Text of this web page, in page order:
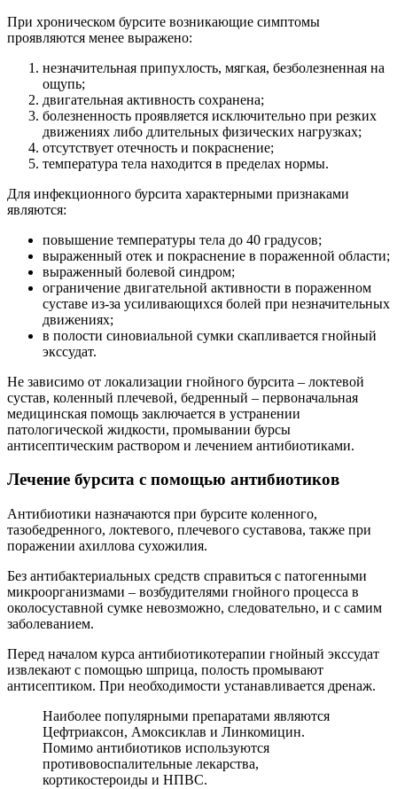
При хроническом бурсите возникающие симптомы
проявляются менее выражено:
незначительная припухлость, мягкая, безболезненная на
ощупь;
двигательная активность сохранена;
болезненность проявляется исключительно при резких
движениях либо длительных физических нагрузках;
отсутствует отечность и покраснение;
температура тела находится в пределах нормы.
Для инфекционного бурсита характерными признаками
являются:
повышение температуры тела до 40 градусов;
выраженный отек и покраснение в пораженной области;
выраженный болевой синдром;
ограничение двигательной активности в пораженном
суставе из-за усиливающихся болей при незначительных
движениях;
в полости синовиальной сумки скапливается гнойный
экссудат.
Не зависимо от локализации гнойного бурсита – локтевой
сустав, коленный плечевой, бедренный – первоначальная
медицинская помощь заключается в устранении
патологической жидкости, промывании бурсы
антисептическим раствором и лечением антибиотиками.
Лечение бурсита с помощью антибиотиков
Антибиотики назначаются при бурсите коленного,
тазобедренного, локтевого, плечевого суставова, также при
поражении ахиллова сухожилия.
Без антибактериальных средств справиться с патогенными
микроорганизмами – возбудителями гнойного процесса в
околосуставной сумке невозможно, следовательно, и с самим
заболеванием.
Перед началом курса антибиотикотерапии гнойный экссудат
извлекают с помощью шприца, полость промывают
антисептиком. При необходимости устанавливается дренаж.
Наиболее популярными препаратами являются
Цефтриаксон, Амоксиклав и Линкомицин.
Помимо антибиотиков используются
противовоспалительные лекарства,
кортикостероиды и НПВС.